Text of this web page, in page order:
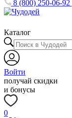
8 (800) 250-06-92
Каталог
Войти
получай скидки
и бонусы
0